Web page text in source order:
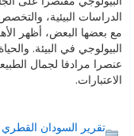
الدراسات البيئية،
مع بعضها البعض، أظهر
البيولوجي في البيئة.
عنصرا مرادفا لجمال
الاعتبارات.
تقرير السودان القطري